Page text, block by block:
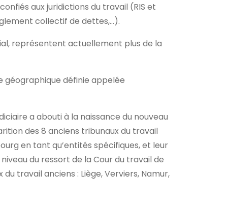
aux juridictions du travail (RIS et
collectif de dettes,…).
représentent actuellement plus de la
géographique définie appelée
a abouti à la naissance du nouveau
des 8 anciens tribunaux du travail
en tant qu’entités spécifiques, et leur
du ressort de la Cour du travail de
travail anciens : Liège, Verviers, Namur,